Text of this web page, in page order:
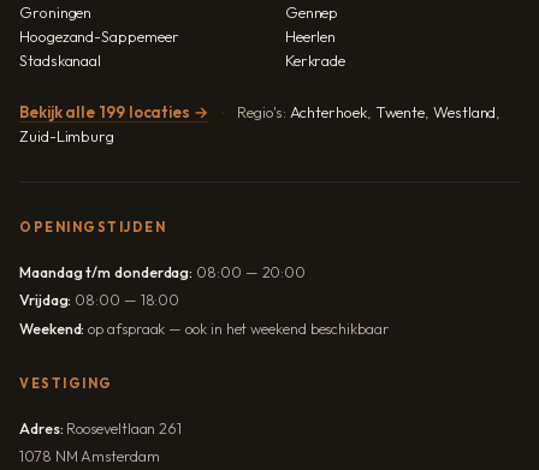
Groningen
Hoogezand-Sappemeer
Stadskanaal
Gennep
Heerlen
Kerkrade
Bekijk alle 199 locaties → Regio's: Achterhoek, Twente Westland
Zuid-Limburg
OPENINGSTIJDEN
Maandag t/m donderdag: 08:00 — 20:00
Vrijdag: 08:00 — 18:00
Weekend: op afspraak — ook in het weekend beschikbaar
VESTIGING
Adres: Rooseveltlaan 261
1078 NM Amsterdam